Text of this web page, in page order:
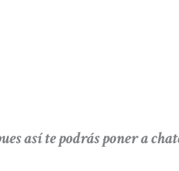
así te podrás poner a